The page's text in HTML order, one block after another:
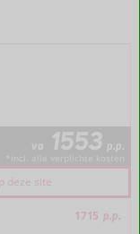
va 1553 p.p.
deze site
1715 p.p.